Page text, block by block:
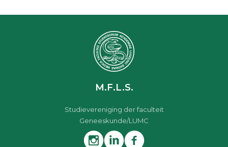
M.F.L.S.
Studievereniging der faculteit
Geneeskunde/LUMC